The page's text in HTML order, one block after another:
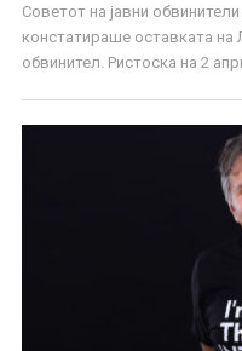
Советот на јавни
констатираше оставката на
обвинител. Ристоска на 2